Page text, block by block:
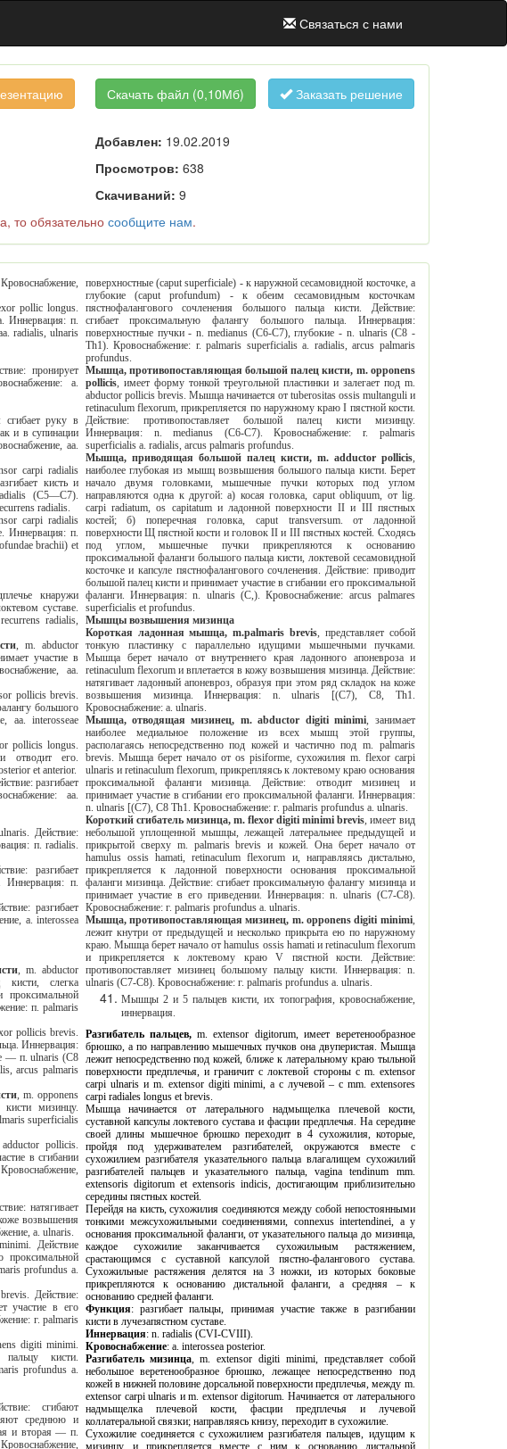
Связаться с нами
Скачать файл(0,10Мб) Заказать решение
Добавлен: 19.02.2019
Просмотров: 638
Скачиваний: 9
то обязательно сообщите нам.
. radialis, ulnaris
, аа.
(С5—С7).
radialis.
, m. abductor
аа. interosseae posterior et anterior.
, m. abductor
: п. palmaris
pollicis brevis.
большой палец кисти, m. opponens
мизинца. Иннервация: п. ulnaris (С7, С8, Тh1). Кровоснабжение, a. ulnaris.
поверхностные (caput superficiale) - к наружной сесамовидной косточке, а
глубокие (caput profundum) - к обеим сесамовидным косточкам
пястнофалангового сочленения большого пальца кисти. Действие:
сгибает проксимальную фалангу большого пальца. Иннервация:
поверхностные пучки - n. medianus (С6-С7), глубокие - n. ulnaris (C8 -
Th1). Кровоснабжение: r. palmaris superficialis a. radialis, arcus palmaris
profundus.
Мышца, противопоставляющая большой палец кисти, m. opponens
pollicis, имеет форму тонкой треугольной пластинки и залегает под m.
abductor pollicis brevis. Мышца начинается от tuberositas ossis multanguli и
retinaculum flexorum, прикрепляется по наружному краю I пястной кости.
Действие: противопоставляет большой палец кисти мизинцу.
Иннервация: n. medianus (С6-С7). Кровоснабжение: r. palmaris
superficialis a. radialis, arcus palmaris profundus.
Мышца, приводящая большой палец кисти, m. adductor pollicis,
наиболее глубокая из мышц возвышения большого пальца кисти. Берет
начало двумя головками, мышечные пучки которых под углом
направляются одна к другой: а) косая головка, caput obliquum, от lig.
carpi radiatum, os capitatum и ладонной поверхности II и III пястных
костей; б) поперечная головка, caput transversum. от ладонной
поверхности Щ пястной кости и головок II и III пястных костей. Сходясь
под углом, мышечные пучки прикрепляются к основанию
проксимальной фаланги большого пальца кисти, локтевой сесамовидной
косточке и капсуле пястнофалангового сочленения. Действие: приводит
большой палец кисти и принимает участие в сгибании его проксимальной
фаланги. Иннервация
: n. ulnaris (С,). Кровоснабжение: arcus palmares
superficialis et profundus.
Мышцы возвышения мизинца
Короткая ладонная мышца, m.palmaris brevis, представляет собой
тонкую пластинку с параллельно идущими мышечными пучками.
Мышца берет начало от внутреннего края ладонного апоневроза и
retinaculum flexorum и вплетается в кожу возвышения мизинца. Действие:
натягивает ладонный апоневроз, образуя при этом ряд складок на коже
возвышения мизинца. Иннервация: n. ulnaris [(С7), C8, Th1.
Кровоснабжение: a. ulnaris.
Мышца, отводящая мизинец, m. abductor digiti minimi, занимает
наиболее медиальное положение из всех мышц этой группы,
располагаясь непосредственно под кожей и частично под m. palmaris
brevis. Мышца берет начало от os pisiforme, сухожилия m. flexor carpi
ulnaris и retinaculum flexorum, прикрепляясь к локтевому краю основания
проксимальной фаланги мизинца. Действие: отводит мизинец и
принимает участие в сгибании его проксимальной фаланги. Иннервация:
n. ulnaris [(С7), С8 Th1. Кровоснабжение: г. palmaris profundus a. ulnaris.
Короткий сгибатель мизинца, m. flexor digiti minimi brevis, имеет вид
небольшой уплощенной мышцы, лежащей латеральнее предыдущей и
прикрытой сверху m. palmaris brevis и кожей. Она берет начало от
hamulus ossis hamati, retinaculum flexоrum и, направляясь дистально,
прикрепляется к ладонной поверхности основания проксимальной
фаланги мизинца. Действие: сгибает проксимальную фалангу мизинца и
принимает участие в его приведении. Иннервация: n. ulnaris (С7-С8).
Кровоснабжение: г. palmaris profundus a. ulnaris.
Мышца, противопоставляющая мизинец, m. opponens digiti minimi,
лежит кнутри от предыдущей и несколько прикрыта ею по наружному
краю. Мышца берет начало от hamulus ossis hamati и retinaculum flexorum
и прикрепляется к локтевому краю V пястной кости. Действие:
противопоставляет мизинец большому пальцу кисти. Иннервация: n.
ulnaris (С7-С8). Кровоснабжение: г. palmaris profundus a. ulnaris.
Мышцы 2 и 5 пальцев кисти, их топография, кровоснабжение,
иннервация.
Разгибатель пальцев, m. extensor digitorum, имеет веретенообразное
брюшко, а по направлению мышечных пучков она двуперистая. Мышца
лежит непосредственно под кожей, ближе к латеральному краю тыльной
поверхности предплечья, и граничит с локтевой стороны с m. extensor
carpi ulnaris и m. extensor digiti minimi, а с лучевой – с mm. extensores
carpi radiales longus et brevis.
Мышца начинается от латерального надмыщелка плечевой кости,
суставной капсулы локтевого сустава и фасции предплечья. На середине
своей длины мышечное брюшко переходит в 4 сухожилия, которые,
пройдя под удерживателем разгибателей, окружаются вместе с
сухожилием разгибателя указательного пальца влагалищем сухожилий
разгибателей пальцев и указательного пальца, vagina tendinum mm.
extensoris digitorum et extensoris indicis, достигающим приблизительно
середины пястных костей.
Перейдя на кисть, сухожилия соединяются между собой непостоянными
тонкими межсухожильными соединениями, connexus intertendinei, а у
основания проксимальной фаланги, от указательного пальца до мизинца,
каждое сухожилие заканчивается сухожильным растяжением,
срастающимся с суставной капсулой пястно-фалангового сустава.
Сухожильные растяжения делятся на 3 ножки, из которых боковые
прикрепляются к основанию дистальной фаланги, а средняя – к
основанию средней фаланги.
Функция: разгибает пальцы, принимая участие также в разгибании
кисти в лучезапястном суставе.
Иннервация: n. radialis (CVI-CVIII).
Кровоснабжение : a. interossea posterior.
Разгибатель мизинца , m. extensor digiti minimi, представляет собой
небольшое веретенообразное брюшко, лежащее непосредственно под
кожей в нижней половине дорсальной поверхности предплечья, между
extensor carpi ulnaris и m. extensor digitorum. Начинается от латерального
надмыщелка плечевой кости, фасции предплечья и лучевой
коллатеральной связки; направляясь книзу, переходит в сухожилие.
Сухожилие соединяется с сухожилием разгибателя пальцев, идущим к
мизинцу, и прикрепляется вместе с ним к основанию дистальной